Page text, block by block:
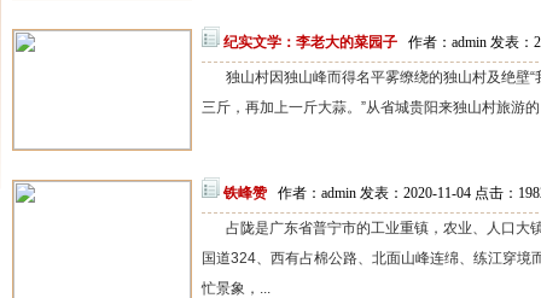
纪实文学：李老大的菜园子 作者：admin 发表：
独山村因独山峰而得名平雾缭绕的独山村及绝壁
三斤，再加上一斤大蒜。”从省城贵阳来独山村旅游
铁峰赞 作者：admin 发表：2020-11-04 点击：
占陇是广东省普宁市的工业重镇，农业、人口大
国道324、西有占棉公路、北面山峰连绵、练江穿
忙景象，...